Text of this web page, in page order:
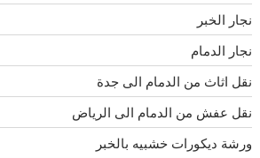
نجار الخبر
نجار الدمام
نقل اثاث من الدمام الى جدة
نقل عفش من الدمام الى الرياض
ورشة ديكورات خشبيه بالخبر